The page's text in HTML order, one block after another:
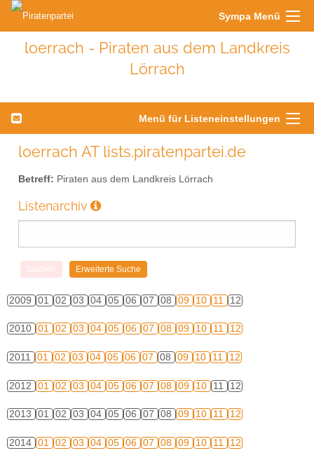
Sympa Menü
loerrach - Piraten aus dem Landkreis
Lörrach
Menü für Listeneinstellungen
loerrach AT lists.piratenpartei.de
Betreff: Piraten aus dem Landkreis Lörrach
Listenarchiv
2009 01 02 03 04 05 06 07 08 09 10 11 12
2010 01 02 03 04 05 06 07 08 09 10 11 12
2011 01 02 03 04 05 06 07 08 09 10 11 12
2012 01 02 03 04 05 06 07 08 09 10 11 12
2013 01 02 03 04 05 06 07 08 09 10 11 12
2014 01 02 03 04 05 06 07 08 09 10 11 12